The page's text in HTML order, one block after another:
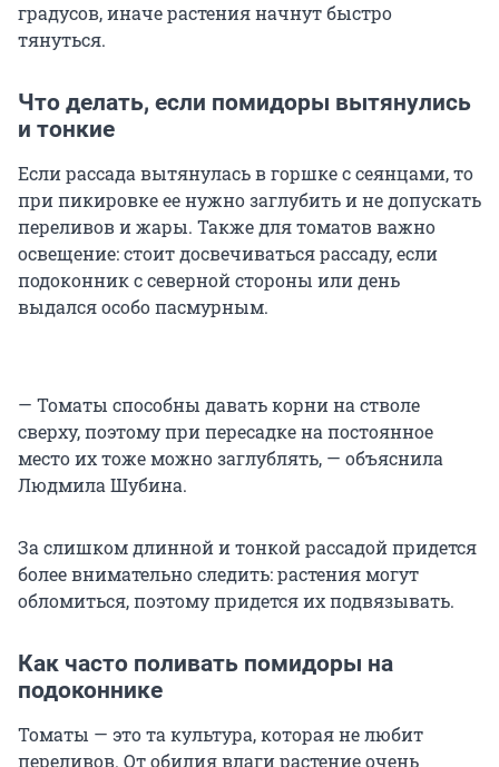
градусов, иначе растения начнут быстро
тянуться.
Что делать, если помидоры вытянулись
и тонкие
Если рассада вытянулась в горшке с сеянцами, то
при пикировке ее нужно заглубить и не допускать
переливов и жары. Также для томатов важно
освещение: стоит досвечиваться рассаду, если
подоконник с северной стороны или день
выдался особо пасмурным.
— Томаты способны давать корни на стволе
сверху, поэтому при пересадке на постоянное
место их тоже можно заглублять, — объяснила
Людмила Шубина.
За слишком длинной и тонкой рассадой придется
более внимательно следить: растения могут
обломиться, поэтому придется их подвязывать.
Как часто поливать помидоры на
подоконнике
Томаты — это та культура, которая не любит
переливов. От обилия влаги растение очень